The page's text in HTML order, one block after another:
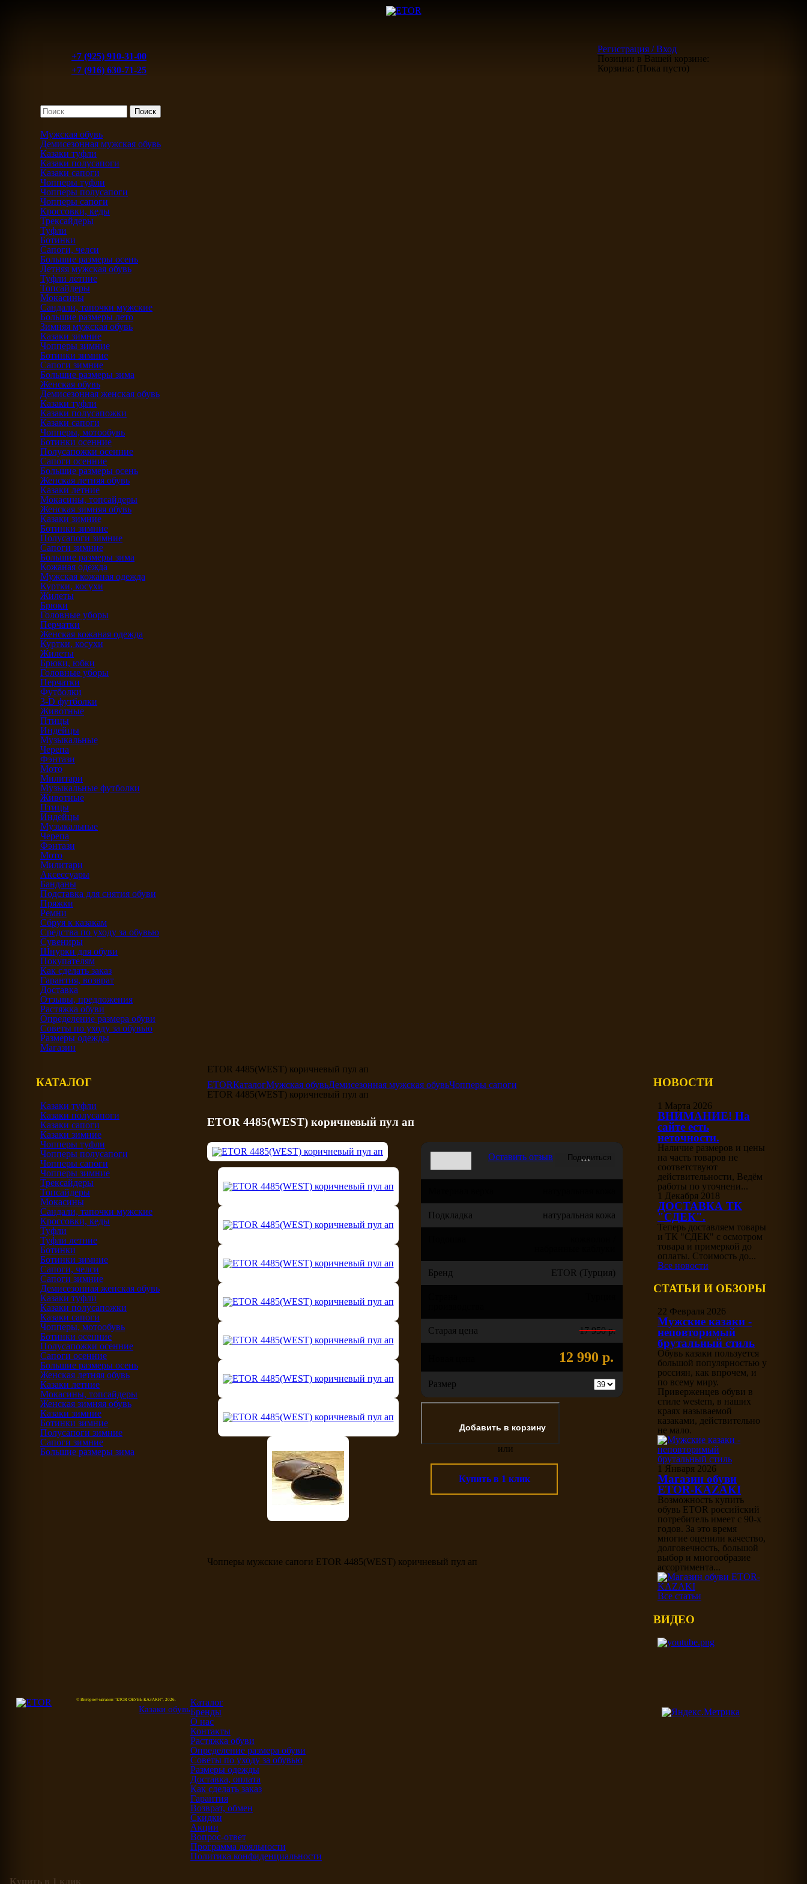
+7 (925) 910-31-00
+7 (916) 630-71-25
Регистрация / Вход
Позиции в Вашей корзине:
Корзина: (Пока пусто)
Мужская обувь
Демисезонная мужская обувь
Казаки туфли
Казаки полусапоги
Казаки сапоги
Чопперы туфли
Чопперы полусапоги
Чопперы сапоги
Кроссовки, кеды
Трексайдеры
Туфли
Ботинки
Сапоги, челси
Большие размеры осень
Летняя мужская обувь
Туфли летние
Топсайдеры
Мокасины
Сандали, тапочки мужские
Большие размеры лето
Зимняя мужская обувь
Казаки зимние
Чопперы зимние
Ботинки зимние
Сапоги зимние
Большие размеры зима
Женская обувь
Демисезонная женская обувь
Казаки туфли
Казаки полусапожки
Казаки сапоги
Чопперы, мотообувь
Ботинки осенние
Полусапожки осенние
Сапоги осенние
Большие размеры осень
Женская летняя обувь
Казаки летние
Мокасины, топсайдеры
Женская зимняя обувь
Казаки зимние
Ботинки зимние
Полусапоги зимние
Сапоги зимние
Большие размеры зима
Кожаная одежда
Мужская кожаная одежда
Куртки, косухи
Жилеты
Брюки
Головные уборы
Перчатки
Женская кожаная одежда
Куртки, косухи
Жилеты
Брюки, юбки
Головные уборы
Перчатки
Футболки
3-D футболки
Животные
Птицы
Индейцы
Музыкальные
Черепа
Фэнтази
Мото
Милитари
Музыкальные футболки
Животные
Птицы
Индейцы
Музыкальные
Черепа
Фэнтази
Мото
Милитари
Аксессуары
Банданы
Подставка для снятия обуви
Пряжки
Ремни
Сбруя к казакам
Средства по уходу за обувью
Сувениры
Шнурки для обуви
Покупателям
Как сделать заказ
Гарантия, возврат
Доставка
Отзывы, предложения
Растяжка обуви
Определение размера обуви
Советы по уходу за обувью
Размеры одежды
Магазин
КАТАЛОГ
Казаки туфли
Казаки полусапоги
Казаки сапоги
Казаки зимние
Чопперы туфли
Чопперы полусапоги
Чопперы сапоги
Чопперы зимние
Трексайдеры
Топсайдеры
Мокасины
Сандали, тапочки мужские
Кроссовки, кеды
Туфли
Туфли летние
Ботинки
Ботинки зимние
Сапоги, челси
Сапоги зимние
Демисезонная женская обувь
Казаки туфли
Казаки полусапожки
Казаки сапоги
Чопперы, мотообувь
Ботинки осенние
Полусапожки осенние
Сапоги осенние
Большие размеры осень
Женская летняя обувь
Казаки летние
Мокасины, топсайдеры
Женская зимняя обувь
Казаки зимние
Ботинки зимние
Полусапоги зимние
Сапоги зимние
Большие размеры зима
ETOR 4485(WEST) коричневый пул ап
ETORКаталогМужская обувьДемисезонная мужская обувьЧопперы сапоги
ETOR 4485(WEST) коричневый пул ап
ETOR 4485(WEST) коричневый пул ап
Оставить отзыв
Подкладка натуральная кожа
Бренд ETOR (Турция)
Старая цена 17 950 р.
12 990 р.
Размер
или
Купить в 1 клик
Чопперы мужские сапоги ETOR 4485(WEST) коричневый пул ап
НОВОСТИ
1 Марта 2026
ВНИМАНИЕ! На
сайте есть
неточности.
Наличие размеров и цены
на часть товаров не
соответствуют
действительности, Ведём
работы по уточнени...
1 Декабря 2018
ДОСТАВКА ТК
"СДЕК".
Теперь доставляем товары
и ТК "СДЕК" с осмотром
товара и примеркой до
оплаты. Стоимость до...
Все новости
СТАТЬИ И ОБЗОРЫ
22 Февраля 2026
Мужские казаки -
неповторимый
брутальный стиль
Обувь казаки пользуется
большой популярностью у
россиян, как впрочем, и
по всему миру.
Приверженцев обуви в
стиле western, в наших
краях называемой
казаками, действительно
не мало.
1 Января 2026
Магазин обуви
ETOR-KAZAKI
Возможность купить
обувь ETOR российский
потребитель имеет с 90-х
годов. За это время
многие оценили качество,
долговечность, большой
выбор и многообразие
ассортимента...
Все статьи
ВИДЕО
© Интернет-магазин "ETOR ОБУВЬ КАЗАКИ", 2026.
Казаки обувь
Каталог
Бренды
О нас
Контакты
Растяжка обуви
Определение размера обуви
Советы по уходу за обувью
Размеры одежды
Доставка, оплата
Как сделать заказ
Гарантия
Возврат, обмен
Скидки
Акции
Вопрос-ответ
Программа лояльности
Политика конфиденциальности
Купить в 1 клик